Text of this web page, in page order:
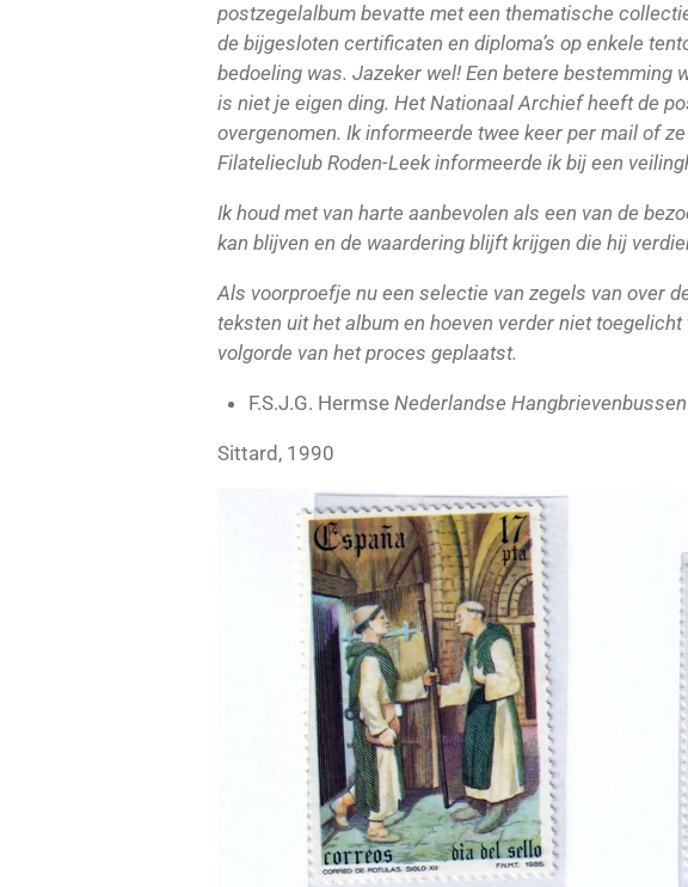
postzegelalbum bevatte met een thematische
de bijgesloten certificaten en diploma’s op enkele
bedoeling was. Jazeker wel! Een betere
is niet je eigen ding. Het Nationaal Archief heeft de
overgenomen. Ik informeerde twee keer per mail of
Filatelieclub Roden-Leek informeerde ik bij een
Ik houd met van harte aanbevolen als een van de
kan blijven en de waardering blijft krijgen die hij
Als voorproefje nu een selectie van zegels van over
teksten uit het album en hoeven verder niet
volgorde van het proces geplaatst.
F.S.J.G. Hermse Nederlandse
Sittard, 1990